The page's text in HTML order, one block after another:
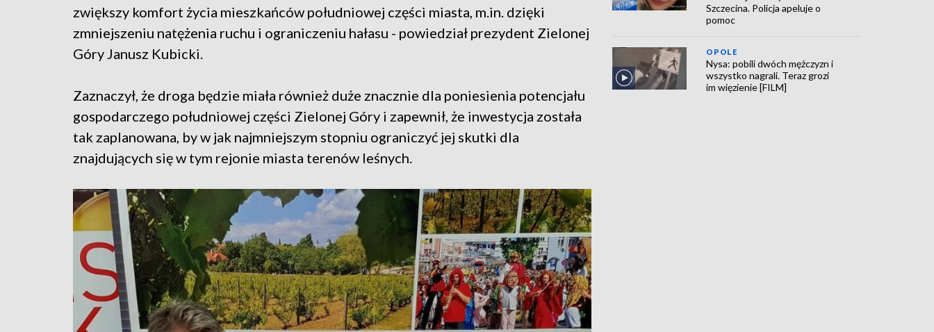
zwiększy komfort życia mieszkańców południowej części miasta, m.in. dzięki
zmniejszeniu natężenia ruchu i ograniczeniu hałasu - powiedział prezydent Zielonej
Góry Janusz Kubicki.
Zaznaczył, że droga będzie miała również duże znacznie dla poniesienia potencjału
gospodarczego południowej części Zielonej Góry i zapewnił, że inwestycja została
tak zaplanowana, by w jak najmniejszym stopniu ograniczyć jej skutki dla
znajdujących się w tym rejonie miasta terenów leśnych.
Szczecina. Policja apeluje o
pomoc
OPOLE
Nysa: pobili dwóch mężczyzn i
wszystko nagrali. Teraz grozi
im więzienie [FILM]